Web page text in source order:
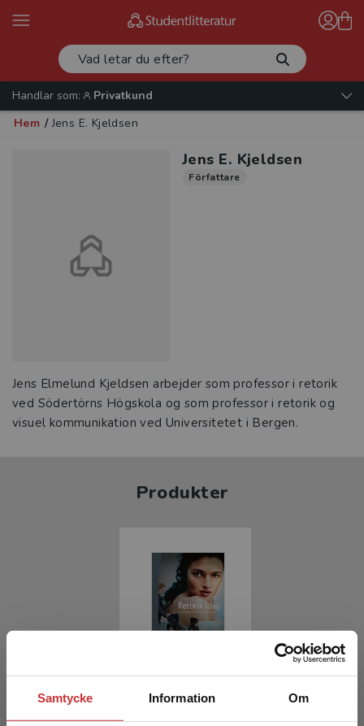
Samtycke Information Om
Handlar som:
Privatkund
Hem / Jens E. Kjeldsen
Jens E. Kjeldsen
Författare
Jens Elmelund Kjeldsen arbejder som professor i retorik
ved Södertörns Högskola og som professor i retorik og
visuel kommunikation ved Universitetet i Bergen.
Produkter
Retorik idag